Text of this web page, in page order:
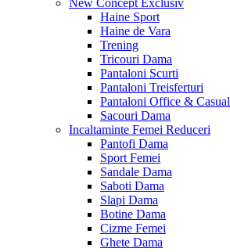
New Concept Exclusiv
Haine Sport
Haine de Vara
Trening
Tricouri Dama
Pantaloni Scurti
Pantaloni Treisferturi
Pantaloni Office & Casual
Sacouri Dama
Incaltaminte Femei Reduceri
Pantofi Dama
Sport Femei
Sandale Dama
Saboti Dama
Slapi Dama
Botine Dama
Cizme Femei
Ghete Dama